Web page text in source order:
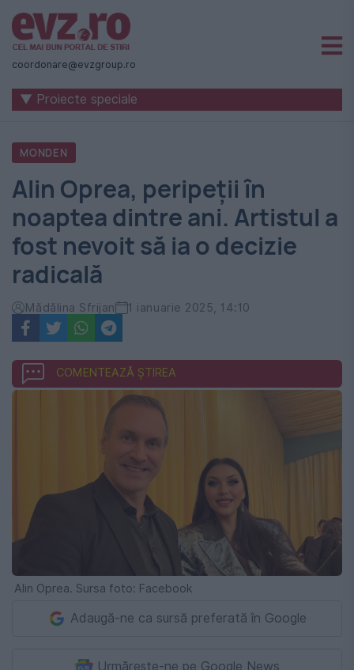
Știri
naționale
internaționale
România
-
Evenimentul
Zilei
coordonare@evzgroup.ro
▼ Proiecte speciale
MONDEN
Alin Oprea, peripeții în
noaptea dintre ani. Artistul a
fost nevoit să ia o decizie
radicală
Mădălina Sfrijan 1 ianuarie 2025, 14:10
COMENTEAZĂ ȘTIREA
Alin Oprea. Sursa foto: Facebook
Adaugă-ne ca sursă preferată în Google
Urmărește-ne pe Google News